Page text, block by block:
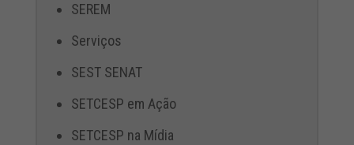
SEREM
Serviços
SEST SENAT
SETCESP em Ação
SETCESP na Mídia